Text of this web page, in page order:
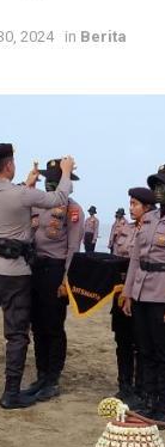
2024 in Berita